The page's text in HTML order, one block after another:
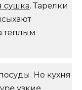
сушка. Тарелки
теплым
Но кухня